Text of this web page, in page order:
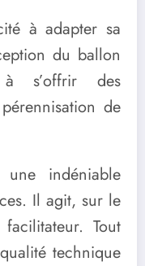
à adapter sa
du ballon
à s’offrir des
de
indéniable
Il agit, sur le
Tout
technique